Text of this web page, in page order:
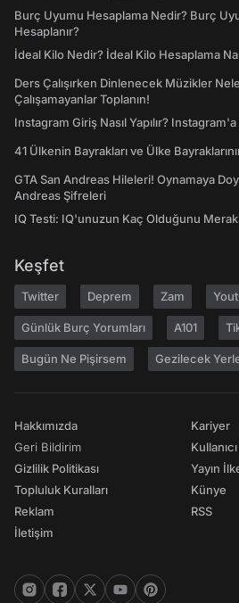
Burç Uyumu Hesaplama Nedir? Burç
Hesaplanır?
İdeal Kilo Nedir? İdeal Kilo Hesaplama
Ders Çalışırken Dinlenecek Müzikler
Çalışamayanlar Toplanın!
Instagram Giriş Nasıl Yapılır?
41 Ülkenin Bayrakları ve Ülke
GTA San Andreas Hileleri! Oynamaya
Andreas Şifreleri
IQ Testi: IQ'unuzun Kaç Olduğunu
Keşfet
Twitter Deprem Zam
Günlük Burç Yorumları A101
Bugün Ne Pişirsem Gezilecek
Hakkımızda
Geri Bildirim
Gizlilik Politikası
Topluluk Kuralları
Reklam
İletişim
Kariyer
Yayın
Künye
RSS